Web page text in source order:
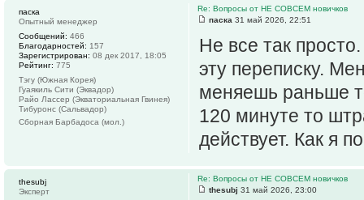
Re: Вопросы от НЕ СОВСЕМ новичков
паска 31 май 2026, 22:51
Не все так
эту переписку.
меняешь раньше
120 минуте то
действует. Как я
паска
Опытный менеджер
Сообщений: 466
Благодарностей: 157
Зарегистрирован: 08 дек 2017, 18:05
Рейтинг: 775
Тэгу (Южная Корея)
Гуаякиль Сити (Эквадор)
Райо Лассер (Экваториальная Гвинея)
Тибуронс (Сальвадор)
Сборная Барбадоса (мол.)
Re: Вопросы от НЕ СОВСЕМ новичков
thesubj 31 май 2026, 23:00
thesubj
Эксперт